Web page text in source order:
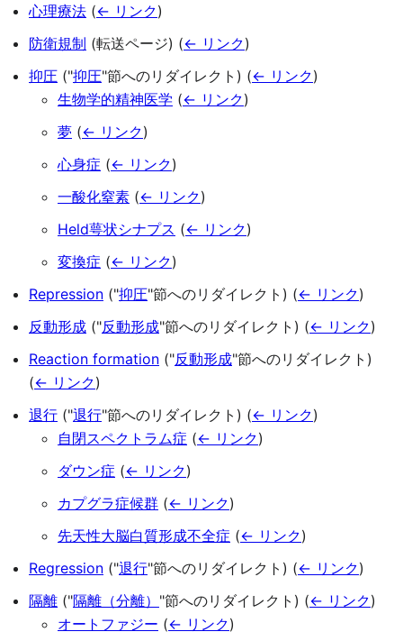
心理療法 (← リンク)
防衛規制 (転送ページ) (← リンク)
抑圧 ("抑圧"節へのリダイレクト) (← リンク)
生物学的精神医学 (← リンク)
夢 (← リンク)
心身症 (← リンク)
一酸化窒素 (← リンク)
Held萼状シナプス (← リンク)
変換症 (← リンク)
Repression ("抑圧"節へのリダイレクト) (← リンク)
反動形成 ("反動形成"節へのリダイレクト) (← リンク)
Reaction formation ("反動形成"節へのリダイレクト)
(← リンク)
退行 ("退行"節へのリダイレクト) (← リンク)
自閉スペクトラム症 (← リンク)
ダウン症 (← リンク)
カプグラ症候群 (← リンク)
先天性大脳白質形成不全症 (← リンク)
Regression ("退行"節へのリダイレクト) (← リンク)
隔離 ("隔離（分離） "節へのリダイレクト) (← リンク)
オートファジー (← リンク)